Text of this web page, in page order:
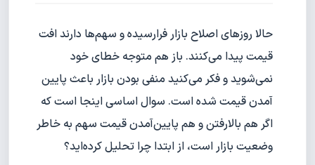
حالا روزهای اصلاح بازار فرارسیده و سهم‌ها دارند افت
قیمت پیدا می‌کنند. باز هم متوجه خطای خود
نمی‌شوید و فکر می‌کنید منفی بودن بازار باعث پایین
آمدن قیمت شده است. سوال اساسی اینجا است که
اگر هم بالارفتن و هم پایین‌آمدن قیمت سهم به خاطر
وضعیت بازار است، از ابتدا چرا تحلیل کرده‌اید؟